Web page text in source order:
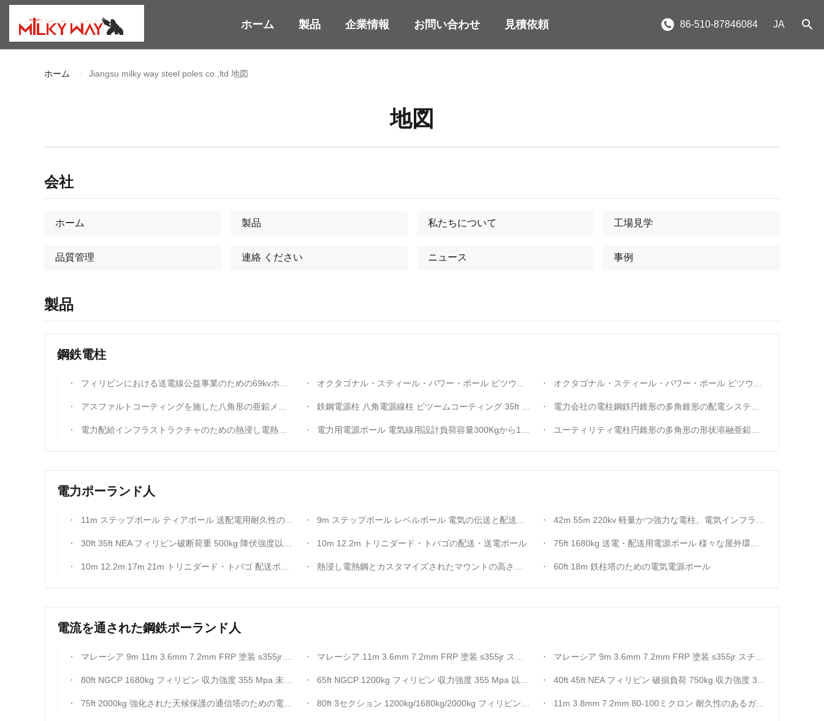
ホーム 製品 企業情報 お問い合わせ 見積依頼 86-510-87846084 JA
ホーム Jiangsu milky way steel poles co.,ltd 地図
地図
会社
ホーム 製品 私たちについて 工場見学
品質管理 連絡 ください ニュース 事例
製品
鋼鉄電柱
フィリピンにおける送電線公益事業のための69kvホットディップ電熱鋼電柱 オクタゴナル・スティール・パワー・ポール ビツウムコーティング付きの電圧送電線ポール 35ft 45ft 50ft 55ft 60ft 65ft 70ft 90ft オクタゴナル・スティール・パワー・ポール ビツウムコーティング付き 振動電線ポール 35ft 45ft 50ft 55ft 60ft 65ft 70ft
アスファルトコーティングを施した八角形の亜鉛メッキ鋼製送電線柱、35 フィートから 90 フィートまでの複数の長さをご用意 鉄鋼電源柱 八角電源線柱 ビツームコーティング 35ft から 90ft まで様々な長さで提供されています 電力会社の電柱鋼鉄円錐形の多角錐形の配電システム用溶融亜鉛めっき
電力配給インフラストラクチャのための熱浸し電熱された多ピラミッド型円形鋼ポール 電力用電源ポール 電気線用設計負荷容量300Kgから1000Kgの熱浸し電熱鋼鉄ポール ユーティリティ電柱円錐形の多角形の形状溶融亜鉛メッキ鋼10 kvから550 KVの電力線に適しています
電力ポーランド人
11m ステップポール ティアポール 送配電用耐久性のある電柱 9m ステップポール レベルポール 電気の伝送と配送のための耐久電源ポール 42m 55m 220kv 軽量かつ強力な電柱。電気インフラが必要な遠隔地への設置に最適
30ft 35ft NEA フィリピン破断荷重 500kg 降伏強度以上 355 Mpa 鋼柱 10m 12.2m トリニダード・トバゴの配送・送電ポール 75ft 1680kg 送電・配送用電源ポール 様々な屋外環境に適した
10m 12.2m 17m 21m トリニダード・トバゴ 配送ポール トランスミッションポール 熱浸し電熱鋼とカスタマイズされたマウントの高さとデザインのトランスミッションラインのための電気電源ポール 60ft 18m 鉄柱塔のための電気電源ポール
電流を通された鋼鉄ポーランド人
マレーシア 9m 11m 3.6mm 7.2mm FRP 塗装 s355jr スチールポール 屋外電気システム用に設計 マレーシア 11m 3.6mm 7.2mm FRP 塗装 s355jr スチールポール 屋外電気システム用に設計 マレーシア 9m 3.6mm 7.2mm FRP 塗装 s355jr スチールポール 屋外電気システム用に設計
80ft NGCP 1680kg フィリピン 収力強度 355 Mpa 未満 鋼鉄鉄柱 65ft NGCP 1200kg フィリピン 収力強度 355 Mpa 以上の鋼棒 40ft 45ft NEA フィリピン 破損負荷 750kg 収力強度 355 Mpa 以上の鋼棒
75ft 2000kg 強化された天候保護の通信塔のための電気電源ポール 80ft 3セクション 1200kg/1680kg/2000kg フィリピン NGCP 標準電気鋼柱 11m 3.8mm 7.2mm 80-100ミクロン 耐久性のあるガルバनाइズされた鉄柱のための平均熱浸しガルバनाइゼーション